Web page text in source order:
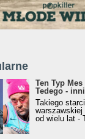
Ten Typ
Tedego -
Takiego
warszawskiej
od wielu lat -